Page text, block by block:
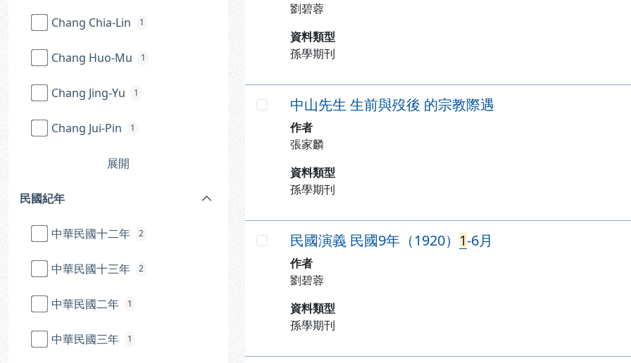
Chang Chia-Lin 1
Chang Huo-Mu 1
Chang Jing-Yu 1
Chang Jui-Pin 1
展開
民國紀年
中華民國十二年 2
中華民國十三年 2
中華民國二年 1
中華民國三年 1
劉碧蓉
資料類型
孫學期刊
中山先生 生前與歿後 的宗教際遇
作者
張家麟
資料類型
孫學期刊
民國演義 民國9年（1920） 1-6月
作者
劉碧蓉
資料類型
孫學期刊